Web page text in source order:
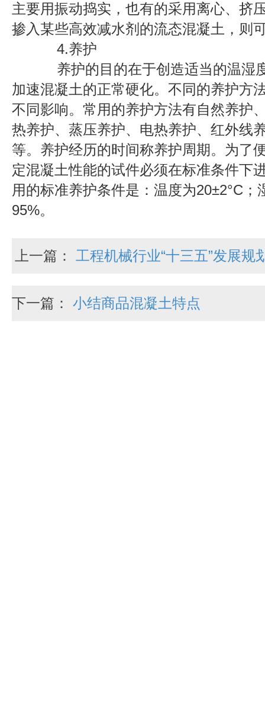
主要用振动捣实，也有的采用离心、挤
掺入某些高效减水剂的流态混凝土，则
4.养护
养护的目的在于创造适当的温湿
加速混凝土的正常硬化。不同的养护方
不同影响。常用的养护方法有自然养护
热养护、蒸压养护、电热养护、红外线
等。养护经历的时间称养护周期。为了
定混凝土性能的试件必须在标准条件下
用的标准养护条件是：温度为20±2°C；
95%。
上一篇： 工程机械行业“十三五”发展规
下一篇： 小结商品混凝土特点